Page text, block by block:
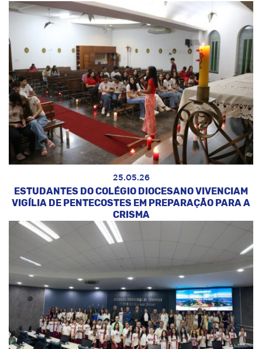
25.05.26
ESTUDANTES DO COLÉGIO DIOCESANO VIVENCIAM
VIGÍLIA DE PENTECOSTES EM PREPARAÇÃO PARA A
CRISMA